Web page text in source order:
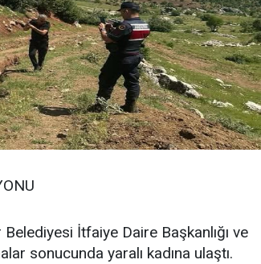
İtfaiye Daire Başkanlığı ve
sonucunda yaralı kadına ulaştı.